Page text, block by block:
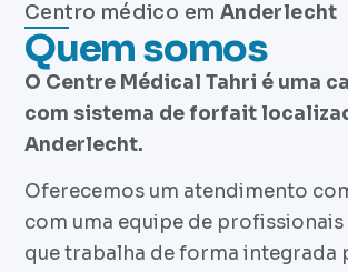
Centro médico em Anderlecht
Quem somos
O Centre Médical Tahri é uma
com sistema de forfait
Anderlecht.
Oferecemos um atendimento
com uma equipe de profissionais
que trabalha de forma integrada